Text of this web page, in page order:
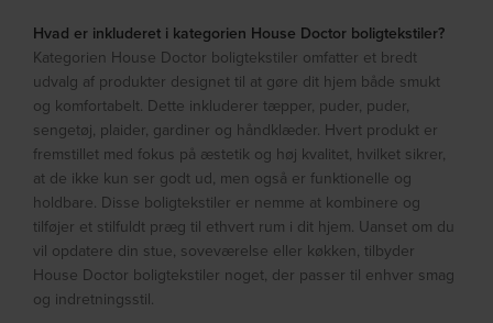
Hvad er inkluderet i kategorien House Doctor boligtekstiler?
Kategorien House Doctor boligtekstiler omfatter et bredt
udvalg af produkter designet til at gøre dit hjem både smukt
og komfortabelt. Dette inkluderer tæpper, puder, puder,
sengetøj, plaider, gardiner og håndklæder. Hvert produkt er
fremstillet med fokus på æstetik og høj kvalitet, hvilket sikrer,
at de ikke kun ser godt ud, men også er funktionelle og
holdbare. Disse boligtekstiler er nemme at kombinere og
tilføjer et stilfuldt præg til ethvert rum i dit hjem. Uanset om du
vil opdatere din stue, soveværelse eller køkken, tilbyder
House Doctor boligtekstiler noget, der passer til enhver smag
og indretningsstil.